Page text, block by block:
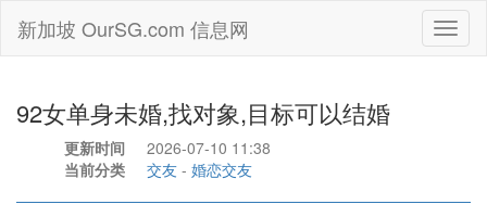
新加坡 OurSG.com 信息网
92女单身未婚,找对象,目标可以结婚
更新时间
2026-07-10 11:38
当前分类
交友 - 婚恋交友